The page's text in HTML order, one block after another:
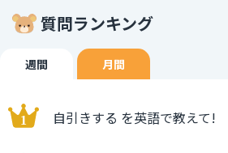
質問ランキング
週間 月間
自引きする を英語で教えて!